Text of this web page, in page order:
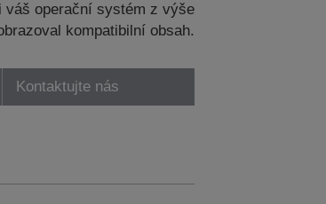
váš operační systém z výše
kompatibilní obsah.
Kontaktujte nás